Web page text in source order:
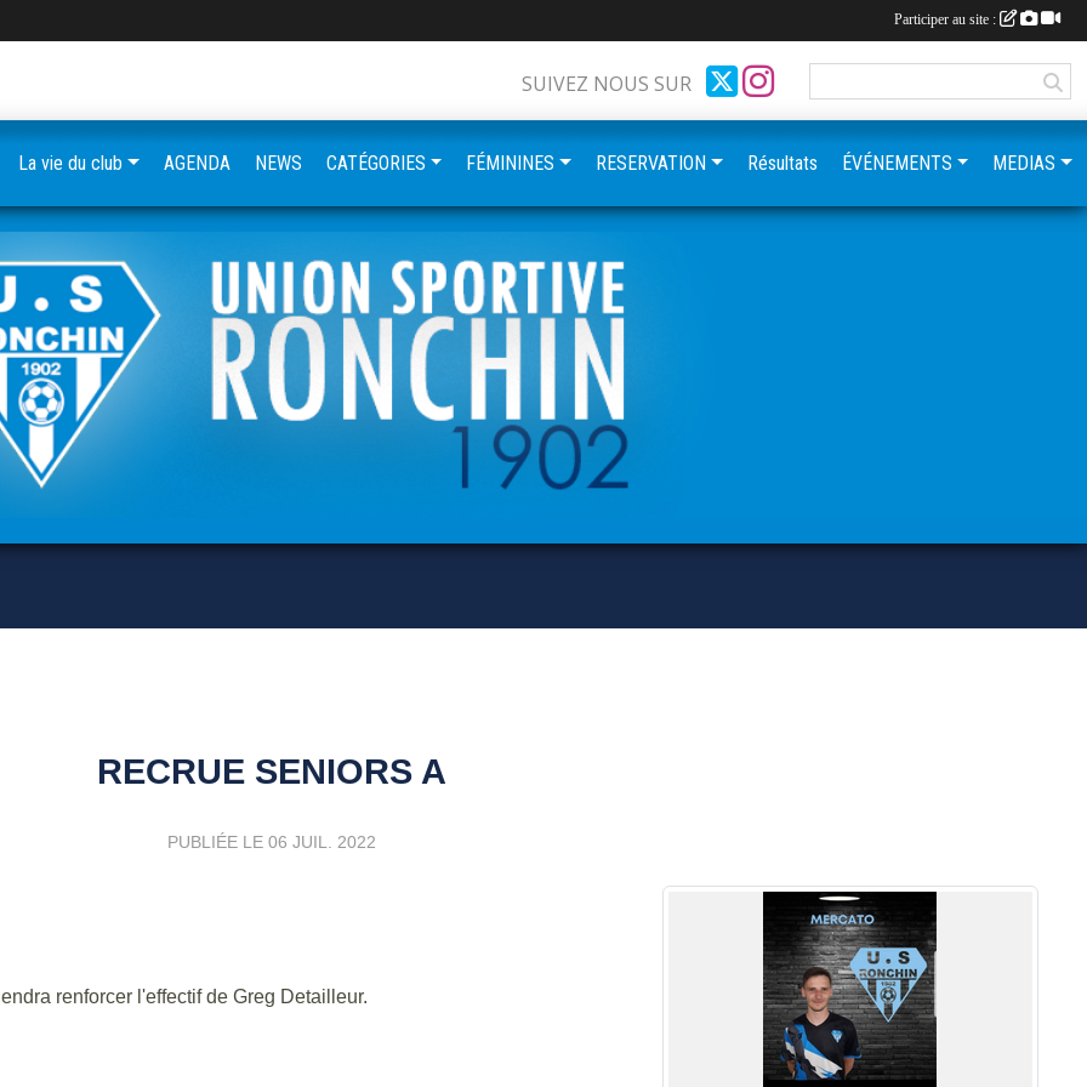
RECRUE SENIORS A
PUBLIÉE LE 06 JUIL. 2022
renforcer l'effectif de Greg Detailleur.
SUIVEZ NOUS SUR
La vie du club AGENDA NEWS CATÉGORIES FÉMININES RESERVATION Résultats ÉVÉNEMENTS MEDIAS
Participer au site :